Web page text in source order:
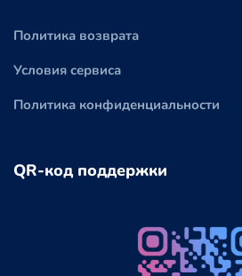
Политика возврата
Условия сервиса
Политика конфиденциальности
QR-код поддержки